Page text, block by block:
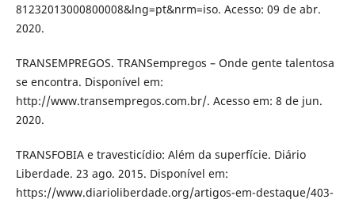
81232013000800008&lng=pt&nrm=iso. Acesso: 09 de abr.
2020.
TRANSEMPREGOS. TRANSempregos – Onde gente talentosa
se encontra. Disponível em:
http://www.transempregos.com.br/. Acesso em: 8 de jun.
2020.
TRANSFOBIA e travesticídio: Além da superfície. Diário
Liberdade. 23 ago. 2015. Disponível em:
https://www.diarioliberdade.org/artigos-em-destaque/403-